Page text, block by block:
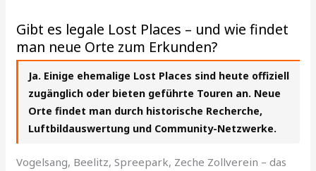
Gibt es legale Lost Places – und wie findet
man neue Orte zum Erkunden?
Ja. Einige ehemalige Lost Places sind heute offiziell
zugänglich oder bieten geführte Touren an. Neue
Orte findet man durch historische Recherche,
Luftbildauswertung und Community-Netzwerke.
Vogelsang, Beelitz, Spreepark, Zeche Zollverein – das